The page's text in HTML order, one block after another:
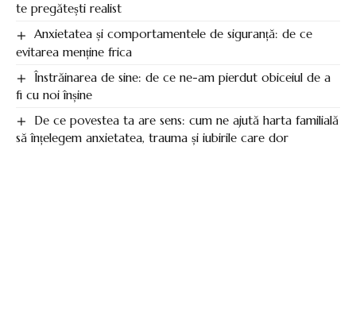
te pregătești realist
Anxietatea și comportamentele de siguranță: de ce
evitarea menține frica
Înstrăinarea de sine: de ce ne-am pierdut obiceiul de a
fi cu noi înșine
De ce povestea ta are sens: cum ne ajută harta familială
să înțelegem anxietatea, trauma și iubirile care dor